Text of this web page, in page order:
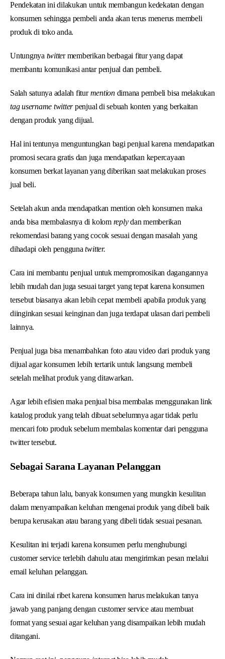
Pendekatan ini dilakukan untuk membangun kedekatan dengan
konsumen sehingga pembeli anda akan terus menerus membeli
produk di toko anda.
Untungnya twitter memberikan berbagai fitur yang dapat
membantu komunikasi antar penjual dan pembeli.
Salah satunya adalah fiturmentiondimana pembeli bisa melakukan
tag username twitterpenjual di sebuah konten yang berkaitan
dengan produk yang dijual.
Hal ini tentunya menguntungkan bagi penjual karena mendapatkan
promosi secara gratis dan juga mendapatkan kepercayaan
konsumen berkat layanan yang diberikan saat melakukan proses
jual beli.
Setelah akun anda mendapatkan mention oleh konsumen maka
anda bisa membalasnya di kolomreplydan memberikan
rekomendasi barang yang cocok sesuai dengan masalah yang
dihadapi oleh penggunatwitter.
Cara ini membantu penjual untuk mempromosikan dagangannya
lebih mudah dan juga sesuai target yang tepat karena konsumen
tersebut biasanya akan lebih cepat membeli apabila produk yang
diinginkan sesuai keinginan dan juga terdapat ulasan dari pembeli
lainnya.
Penjual juga bisa menambahkan foto atau video dari produk yang
dijual agar konsumen lebih tertarik untuk langsung membeli
setelah melihat produk yang ditawarkan.
Agar lebih efisien maka penjual bisa membalas menggunakan link
katalog produk yang telah dibuat sebelumnya agar tidak perlu
mencari foto produk sebelum membalas komentar dari pengguna
twitter tersebut.
Sebagai Sarana Layanan Pelanggan
Beberapa tahun lalu, banyak konsumen yang mungkin kesulitan
dalam menyampaikan keluhan mengenai produk yang dibeli baik
berupa kerusakan atau barang yang dibeli tidak sesuai pesanan.
Kesulitan ini terjadi karena konsumen perlu menghubungi
customer service terlebih dahulu atau mengirimkan pesan melalui
email keluhan pelanggan.
Cara ini dinilai ribet karena konsumen harus melakukan tanya
jawab yang panjang dengan customer service atau membuat
format yang sesuai agar keluhan yang disampaikan lebih mudah
ditangani.